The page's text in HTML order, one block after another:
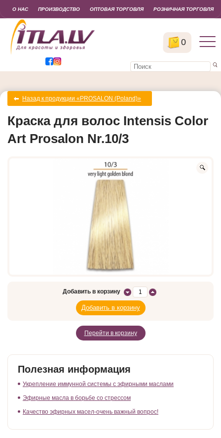
0
О НАС ПРОИЗВОДСТВО ОПТОВАЯ ТОРГОВЛЯ РОЗНИЧНАЯ ТОРГОВЛЯ
Назад к продукции «PROSALON (Poland)»
Краска для волос Intensis Color
Art Prosalon Nr.10/3
Добавить в корзину
Перейти в корзину
Полезная информация
Укрепление иммунной системы с эфирными маслами
Эфирные масла в борьбе со стрессом
Качество эфирных масел-очень важный вопрос!